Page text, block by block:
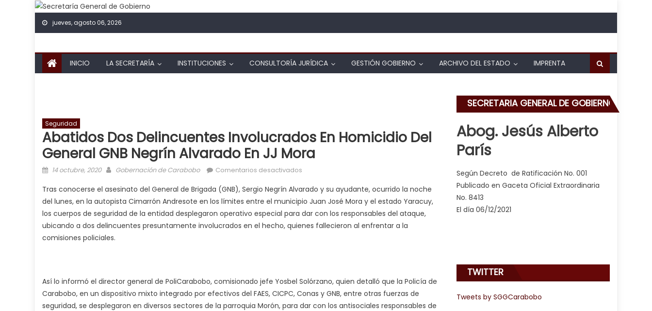
Skip to content
jueves, agosto 06, 2026
INICIO LA SECRETARÍA INSTITUCIONES CONSULTORÍA JURÍDICA GESTIÓN GOBIERNO ARCHIVO DEL ESTADO IMPRENTA
Seguridad
Abatidos Dos Delincuentes Involucrados En Homicidio Del
General GNB Negrín Alvarado En JJ Mora
Posted on
14 octubre, 2020 Author
Gobernación de Carabobo Comentarios desactivados en Abatidos dos delincuentes involucrados en homicidio del General GNB Negrín Alvarado en JJ Mora
Tras conocerse el asesinato del General de Brigada (GNB), Sergio Negrín Alvarado y su ayudante, ocurrido la noche
del lunes, en la autopista Cimarrón Andresote en los límites entre el municipio Juan José Mora y el estado Yaracuy,
los cuerpos de seguridad de la entidad desplegaron operativo especial para dar con los responsables del ataque,
ubicando a dos delincuentes presuntamente involucrados en el hecho, quienes fallecieron al enfrentar a la
comisiones policiales.
Así lo informó el director general de PoliCarabobo, comisionado jefe Yosbel Solórzano, quien detalló que la Policía de
Carabobo, en un dispositivo mixto integrado por efectivos del FAES, CICPC, Conas y GNB, entre otras fuerzas de
seguridad, se desplegaron en diversos sectores de la parroquia Morón, para dar con los antisociales responsables de
SECRETARIA GENERAL DE GOBIERNO
Abog. Jesús Alberto
París
Según Decreto de Ratificación No. 001
Publicado en Gaceta Oficial Extraordinaria
No. 8413
El día 06/12/2021
TWITTER
Tweets by SGGCarabobo